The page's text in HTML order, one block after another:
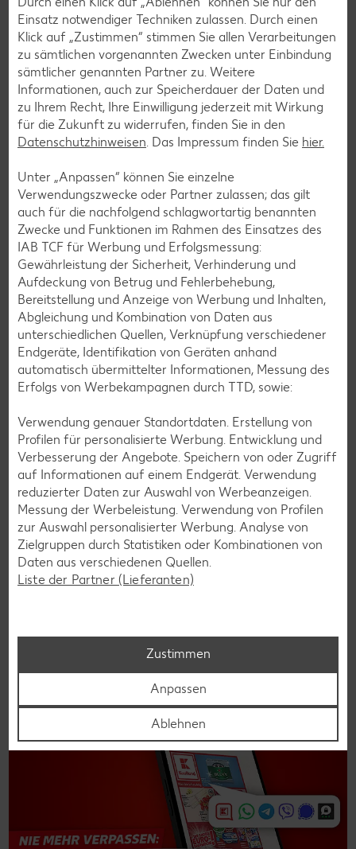
E-Ladestationen
Wir setzen auf nachhaltige E-Mobilität. An unseren Elektro-
Ladestationen deiner Kaufland-Filiale kannst du dein E-
Fahrzeug während unserer Öffnungszeiten aufladen.
Weitere Informationen
Newsletter-Anmeldung
Abonnenten profitieren von vielen Vorteilen wie den besten
Angeboten zum Donnerstag, Wochenende oder
Zur Anmeldung
Einsatz notwendiger Techniken zulassen. Durch einen
Klick auf „Zustimmen“ stimmen Sie allen Verarbeitungen
zu sämtlichen vorgenannten Zwecken unter Einbindung
sämtlicher genannten Partner zu. Weitere
Informationen, auch zur Speicherdauer der Daten und
zu Ihrem Recht, Ihre Einwilligung jederzeit mit Wirkung
für die Zukunft zu widerrufen, finden Sie in den
Datenschutzhinweisen. Das Impressum finden Sie hier.
Unter „Anpassen“ können Sie einzelne
Verwendungszwecke oder Partner zulassen; das gilt
auch für die nachfolgend schlagwortartig benannten
Zwecke und Funktionen im Rahmen des Einsatzes des
IAB TCF für Werbung und Erfolgsmessung:
Gewährleistung der Sicherheit, Verhinderung und
Aufdeckung von Betrug und Fehlerbehebung,
Bereitstellung und Anzeige von Werbung und Inhalten,
Abgleichung und Kombination von Daten aus
unterschiedlichen Quellen, Verknüpfung verschiedener
Endgeräte, Identifikation von Geräten anhand
automatisch übermittelter Informationen, Messung des
Erfolgs von Werbekampagnen durch TTD, sowie:
Verwendung genauer Standortdaten. Erstellung von
Profilen für personalisierte Werbung. Entwicklung und
Verbesserung der Angebote. Speichern von oder Zugriff
auf Informationen auf einem Endgerät. Verwendung
reduzierter Daten zur Auswahl von Werbeanzeigen.
Messung der Werbeleistung. Verwendung von Profilen
zur Auswahl personalisierter Werbung. Analyse von
Zielgruppen durch Statistiken oder Kombinationen von
Daten aus verschiedenen Quellen.
Liste der Partner (Lieferanten)
Zustimmen
Anpassen
Ablehnen